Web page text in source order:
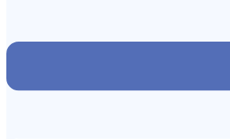
Poziv je otvoren od 22. do 30.1.2024.